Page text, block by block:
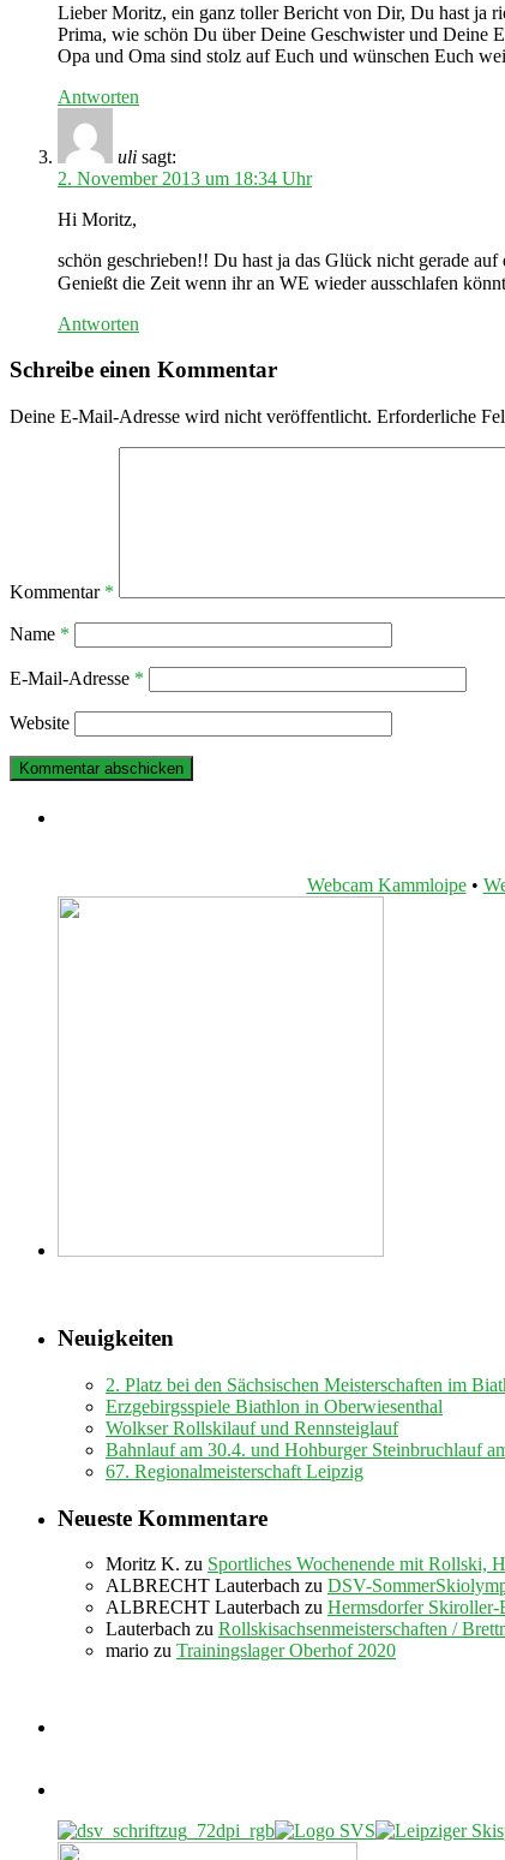
Lieber Moritz, ein ganz toller Bericht von Dir, Du hast ja
Prima, wie schön Du über Deine Geschwister und Deine
Opa und Oma sind stolz auf Euch und wünschen Euch
Antworten
uli sagt:
2. November 2013 um 18:34 Uhr
Hi Moritz,
schön geschrieben!! Du hast ja das Glück nicht gerade
Genießt die Zeit wenn ihr an WE wieder ausschlafen
Antworten
Schreibe einen Kommentar
Deine E-Mail-Adresse wird nicht veröffentlicht. Erforderliche
Kommentar *
Name *
E-Mail-Adresse *
Website
Webcam Kammloipe•
Neuigkeiten
2. Platz bei den Sächsischen Meisterschaften im
Erzgebirgsspiele Biathlon in Oberwiesenthal
Wolkser Rollskilauf und Rennsteiglauf
Bahnlauf am 30.4. und Hohburger Steinbruchlauf
67. Regionalmeisterschaft Leipzig
Neueste Kommentare
Moritz K. zu Sportliches Wochenende mit Rollski,
ALBRECHT Lauterbach zu DSV-
ALBRECHT Lauterbach zu Hermsdorfer Skiroller-
Lauterbach zu Rollskisachsenmeisterschaften /
mario zu Trainingslager Oberhof 2020